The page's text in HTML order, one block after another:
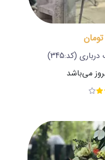
(کد:345)
می‌باشد